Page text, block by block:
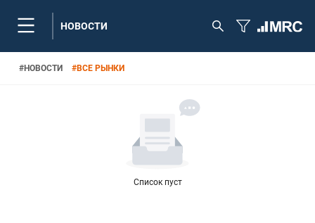
НОВОСТИ
#НОВОСТИ #ВСЕ РЫНКИ
Список пуст